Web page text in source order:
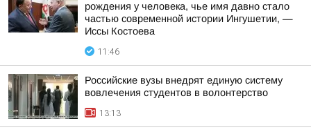
рождения у человека, чье имя давно стало
частью современной истории Ингушетии, —
Иссы Костоева
11:46
Российские вузы внедрят единую систему
вовлечения студентов в волонтерство
13:13